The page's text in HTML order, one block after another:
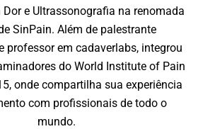
e Ultrassonografia na renomada
SinPain. Além de palestrante
professor em cadaverlabs, integrou
do World Institute of Pain
onde compartilha sua experiência
com profissionais de todo o
mundo.